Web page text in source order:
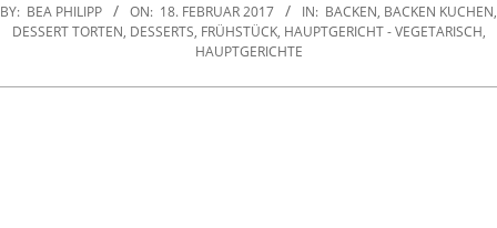
BY: BEA PHILIPP ON: 18. FEBRUAR 2017 IN: BACKEN, BACKEN KUCHEN,
DESSERT TORTEN, DESSERTS, FRÜHSTÜCK, HAUPTGERICHT - VEGETARISCH,
HAUPTGERICHTE